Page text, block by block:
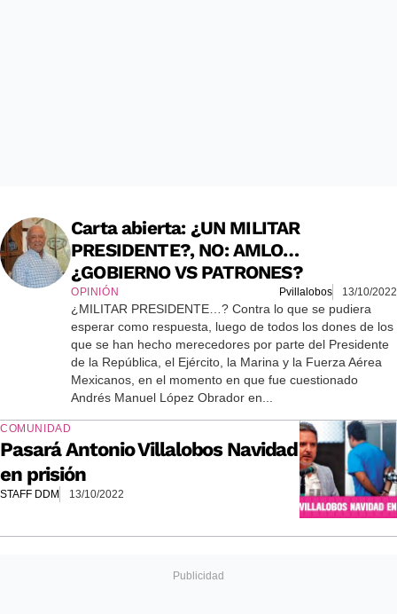
Carta abierta: ¿UN MILITAR
PRESIDENTE?, NO: AMLO…
¿GOBIERNO VS PATRONES?
OPINIÓN Pvillalobos 13/10/2022
¿MILITAR PRESIDENTE…? Contra lo que se pudiera
esperar como respuesta, luego de todos los dones de los
que se han hecho merecedores por parte del Presidente
de la República, el Ejército, la Marina y la Fuerza Aérea
Mexicanos, en el momento en que fue cuestionado
Andrés Manuel López Obrador en...
COMUNIDAD
Pasará Antonio Villalobos Navidad
en prisión
STAFF DDM 13/10/2022